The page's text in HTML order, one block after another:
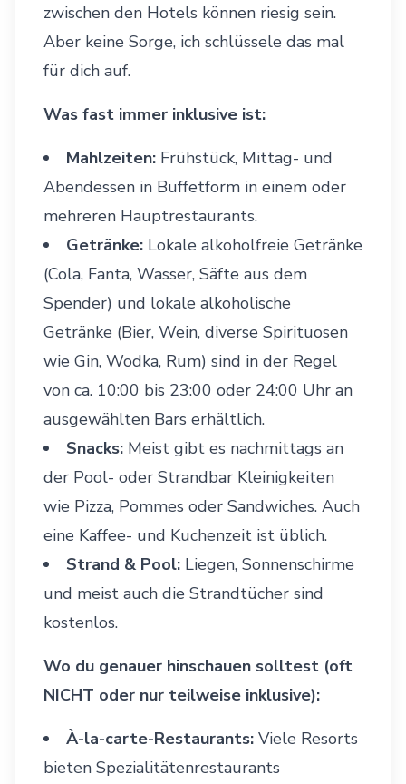
zwischen den Hotels können riesig sein.
Aber keine Sorge, ich schlüssele das mal
für dich auf.
Was fast immer inklusive ist:
Mahlzeiten: Frühstück, Mittag- und
Abendessen in Buffetform in einem oder
mehreren Hauptrestaurants.
Getränke: Lokale alkoholfreie Getränke
(Cola, Fanta, Wasser, Säfte aus dem
Spender) und lokale alkoholische
Getränke (Bier, Wein, diverse Spirituosen
wie Gin, Wodka, Rum) sind in der Regel
von ca. 10:00 bis 23:00 oder 24:00 Uhr an
ausgewählten Bars erhältlich.
Snacks: Meist gibt es nachmittags an
der Pool- oder Strandbar Kleinigkeiten
wie Pizza, Pommes oder Sandwiches. Auch
eine Kaffee- und Kuchenzeit ist üblich.
Strand & Pool: Liegen, Sonnenschirme
und meist auch die Strandtücher sind
kostenlos.
Wo du genauer hinschauen solltest (oft
NICHT oder nur teilweise inklusive):
À-la-carte-Restaurants: Viele Resorts
bieten Spezialitätenrestaurants